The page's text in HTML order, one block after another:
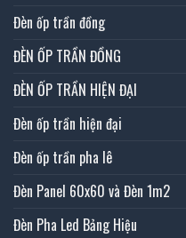
Đèn ốp trần đồng
ĐÈN ỐP TRẦN ĐỒNG
ĐÈN ỐP TRẦN HIỆN ĐẠI
Đèn ốp trần hiện đại
Đèn ốp trần pha lê
Đèn Panel 60x60 và Đèn 1m2
Đèn Pha Led Bảng Hiệu